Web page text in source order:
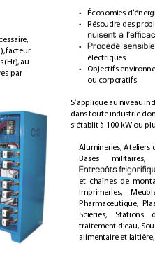
facteur
(Hr), au
par
• Économies
• Résoudre des
•
électriques
•
Objectifs
ou corporatifs
S’applique au niveau
dans toute industrie
s’établit à 100 kW ou
Alumineries, Ateliers
Bases
militaires,
et chaînes de
Imprimeries,
Pharmaceutique,
Scieries,
Stations
traitement d’eau,
alimentaire et